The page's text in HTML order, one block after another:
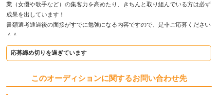
業（女優や歌手など）の集客力を高めたり、きちんと取り組んでいる方は必ず
成果を出しています！
書類選考通過後の面接がすでに勉強になる内容ですので、是非ご応募ください
＾＾
応募締め切りを過ぎています
このオーディションに関するお問い合わせ先